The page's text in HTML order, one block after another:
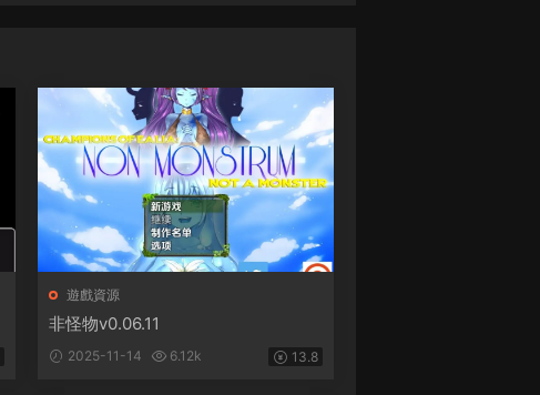
遊戲資源
非怪物v0.06.11
2025-11-14 6.12k 13.8